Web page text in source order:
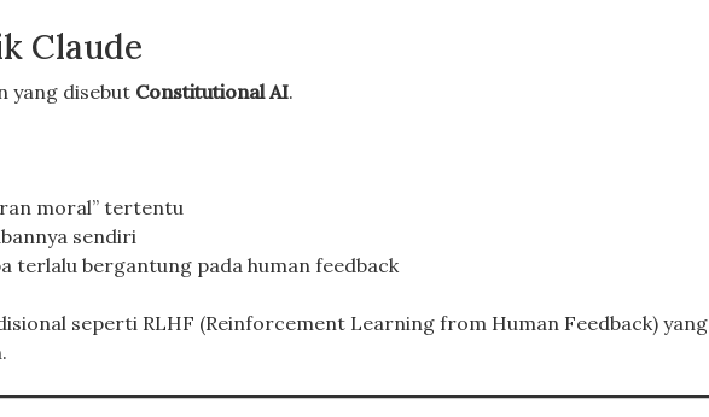
Claude
yang disebut Constitutional AI.
moral” tertentu
sendiri
terlalu bergantung pada human feedback
seperti RLHF (Reinforcement Learning from Human Feedback) yang